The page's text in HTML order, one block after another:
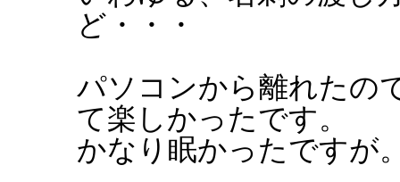
ど・・・
パソコンから離れたの
て楽しかったです。
かなり眠かったですが